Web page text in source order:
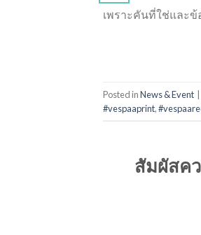
เพราะคันที่ใช่และ
Posted inNews & Event |
#vespaaprint,
สัมผัสค